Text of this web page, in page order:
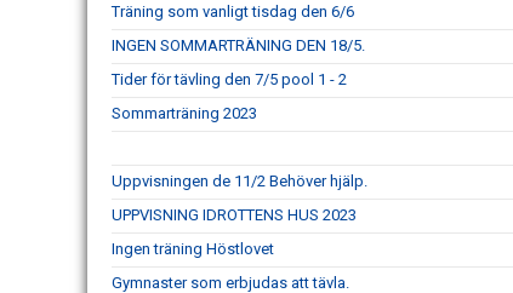
Träning som vanligt tisdag den 6/6
INGEN SOMMARTRÄNING DEN 18/5.
Tider för tävling den 7/5 pool 1 - 2
Sommarträning 2023
Uppvisningen de 11/2 Behöver hjälp.
UPPVISNING IDROTTENS HUS 2023
Ingen träning Höstlovet
Gymnaster som erbjudas att tävla.